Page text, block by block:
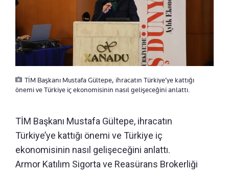
TİM Başkanı Mustafa Gültepe, ihracatın Türkiye’ye kattığı
önemi ve Türkiye iç ekonomisinin nasıl gelişeceğini anlattı.
TİM Başkanı Mustafa Gültepe, ihracatın
Türkiye’ye kattığı önemi ve Türkiye iç
ekonomisinin nasıl gelişeceğini anlattı.
Armor Katılım Sigorta ve Reasürans Brokerliği